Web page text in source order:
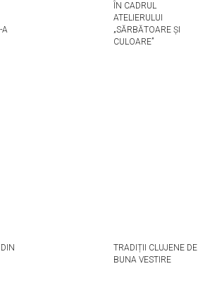
A
ÎN CADRUL
ATELIERULUI
„SĂRBĂTOARE ȘI
CULOARE”
TRADIȚII CLUJENE DE
BUNA VESTIRE